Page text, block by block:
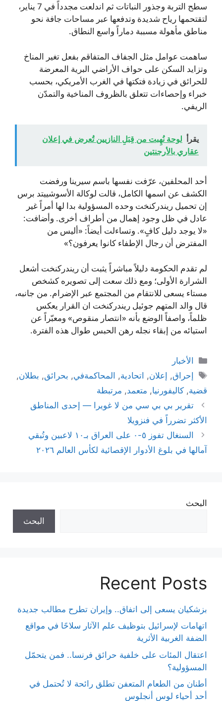
سطح التربة وجذور النباتات ثم اندلعت مجدداً في 7 يناير،
لتقتحمها رياح شديدة وتدفعها عبر مساحات جافة نحو
مناطق مأهولة مسببة دماراً واسع النطاق.
ساهمت عوامل مثل الجفاف المتفاقم بفعل تغير المناخ
وتزايد السكن على حواف الأراضي البرية المعرضة
للحرائق في زيادة فتكتها في الغرب الأمريكي، بحسب
خبراء وإحصاءات تتعلق بالظروف المناخية والتمدّن
الريفي.
يقرأ لوحة نُهِبت من قِبَلِ النازيين تُعرض في إعلان
عقاري بالأرجنتين
أحد المحلفين، عرّفت نفسها باسم سيرينا ورفضت
الكشف عن اسمها الكامل، قالت لوكالة الأسوشييتد برس
إن تحميل ريندركنخت وحده المسؤولية بدا لها أمراً غير
عادل في ظل وجود إهمال من أطراف أخرى. وأضافت:
«لا يوجد دليل كافٍ». وتساءلت أيضاً: «أليس من
المفترض أن رجال الإطفاء كانوا يعرفون؟»
لم تقدم الحكومة دليلاً مباشراً يثبت أن ريندركنخت أشعل
الشرارة الأولى؛ ومع ذلك سعت إلى تصويره كشخص
مستاء يسعى للانتقام من المجتمع عبر الإضرام. من جانبه،
قال والد المتهم جوئيل ريندركنخت ان القرار يعكس
ظلماً، واصفاً الوضع بأنه «انتصار منقوص» ومعبّراً عن
استيائه من إبقاء نجله رهن الحبس طوال هذه الفترة.
التصنيفات
الأخبار
الوسوم
إحراق, إعلان, اتحادية, المحاكمةفي, بحرائق, بطلان,
قضية, كاليفورنيا, متعمد, مرتبطة
تقرير بي بي سي من لا غويرا — إحدى المناطق
الأكثر تضرراً في فنزويلا
السنغال تفوز ٥-٠ على العراق بـ١٠ لاعبين وتُبقي
آمالها في بلوغ الأدوار الإقصائية لكأس العالم ٢٠٢٦
البحث
البحث
Recent Posts
بزشكيان يسعى إلى اتفاق.. وإيران تطرح مطالب جديدة
اتهامات لإسرائيل بتوظيف علم الآثار سلاحًا في مواقع
الضفة الغربية الأثرية
اعتقال المئات على خلفية حرائق فرنسا.. فمن يتحمّل
المسؤولية؟
أطنان من الطعام المتعفن تطلق رائحة لا تُحتمل في
أحد أحياء لوس أنجلوس